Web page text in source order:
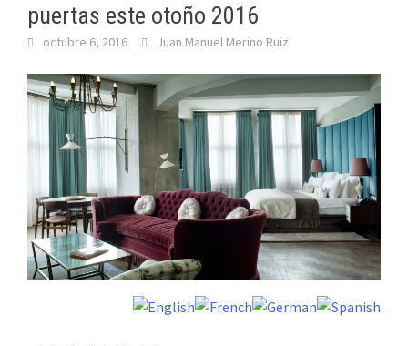
puertas este otoño 2016
octubre 6, 2016 Juan Manuel Merino Ruiz